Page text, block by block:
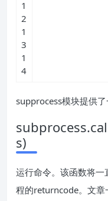
1
2
1
3
1
4
supprocess模块提供了
s)
运行命令。该函数将
程的returncode。文章